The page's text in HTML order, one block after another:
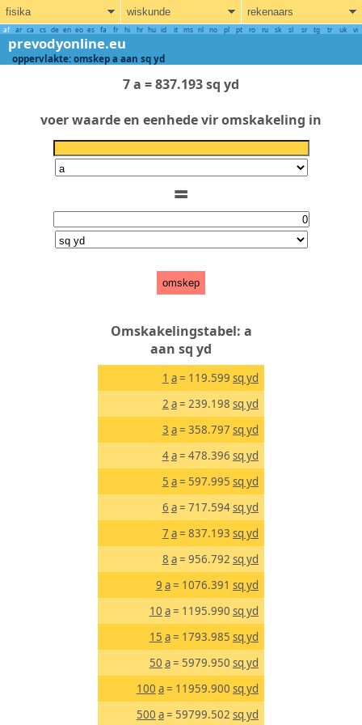
fisika wiskunde rekenaars
af ar ca cs de en eo es fa fr hi hr hu id it ms nl no pl pt ro ru sk sl sr tg tr uk vi
prevodyonline.eu
oppervlakte: omskep a aan sq yd
7 a = 837.193 sq yd
voer waarde en eenhede vir omskakeling in
=
omskep
Omskakelingstabel: a
aan sq yd
1 a= 119.599 sq yd
2 a= 239.198 sq yd
3 a= 358.797 sq yd
4a= 478.396 sq yd
5 a= 597.995 sq yd
6 a= 717.594sq yd
7 a= 837.193 sq yd
8 a= 956.792 sq yd
9 a= 1076.391 sq yd
10 a= 1195.990 sq yd
15 a= 1793.985 sq yd
50 a= 5979.950 sq yd
100 a= 11959.900 sq yd
500 a= 59799.502 sq yd